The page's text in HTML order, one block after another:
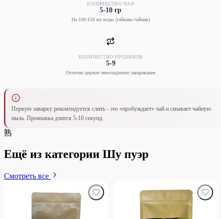
КОЛИЧЕСТВО ЧАЯ
5-10 гр
На 100-150 мл воды (гайвань/чайник)
КОЛИЧЕСТВО ПРОЛИВОВ
5-9
Отлично держит многократное заваривание
Первую заварку рекомендуется слить - это «пробуждает» чай и смывает чайную
пыль. Промывка длится 5-10 секунд.
熟
Ещё из категории Шу пуэр
Смотреть все